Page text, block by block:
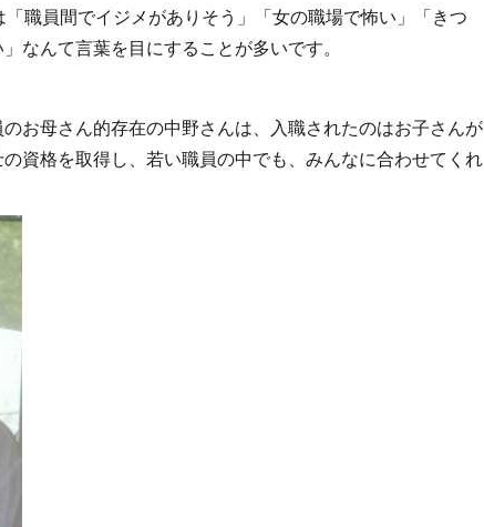
職員間でイジメがありそう」「女の職場で怖い」「きつ
なんて言葉を目にすることが多いです。
お母さん的存在の中野さんは、入職されたのはお子さんが
資格を取得し、若い職員の中でも、みんなに合わせてくれ